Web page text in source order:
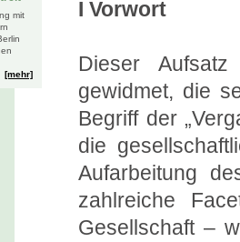
mit
[mehr]
I Vorwort
Dieser
gewidmet, die
Begriff der
die
Aufarbeitung
zahlreiche
Gesellschaft –